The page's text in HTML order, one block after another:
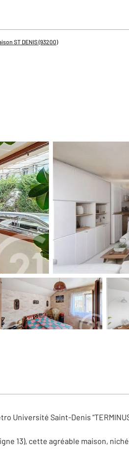
ST DENIS (93200)
Université Saint-Denis
13), cette agréable maison,